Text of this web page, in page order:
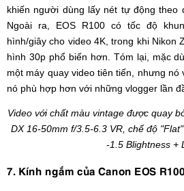
khiến người dùng lấy nét tự động theo
Ngoài ra, EOS R100 có tốc độ
hình/giây cho video 4K, trong khi Nikon
hình 30p phổ biến hơn. Tóm lại, mặc
một máy quay video tiên tiến, nhưng nó
nó phù hợp hơn với những vlogger lần
Video với chất màu vintage được quay
DX 16-50mm f/3.5-6.3 VR, chế độ
-1.5 Blightness +
7. Kính ngắm của Canon EOS